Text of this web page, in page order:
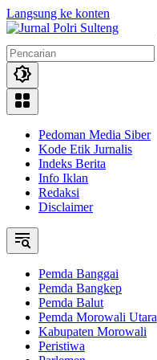
Langsung ke konten
Pedoman Media Siber
Kode Etik Jurnalis
Indeks Berita
Info Iklan
Redaksi
Disclaimer
Pemda Banggai
Pemda Bangkep
Pemda Balut
Pemda Morowali Utara
Kabupaten Morowali
Peristiwa